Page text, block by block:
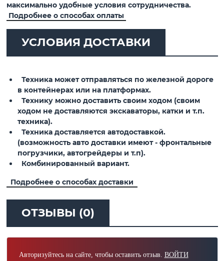
максимально удобные условия сотрудничества.
Подробнее о способах оплаты
УСЛОВИЯ ДОСТАВКИ
Техника может отправляться по железной дороге
в контейнерах или на платформах.
Технику можно доставить своим ходом (своим
ходом не доставляются экскаваторы, катки и т.п.
техника).
Техника доставляется автодоставкой.
(возможность авто доставки имеют - фронтальные
погрузчики, автогрейдеры и т.п).
Комбинированный вариант.
Подробнее о способах доставки
ОТЗЫВЫ (0)
Авторизуйтесь на сайте, чтобы оставить отзыв. ВОЙТИ